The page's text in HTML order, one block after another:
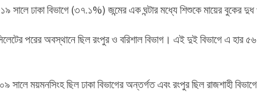
সালে ঢাকা বিভাগে (৩৭.১%) জন্মের এক ঘন্টার মধ্যে শিশুকে মায়ের বুকের দুধ
পরের অবস্থানে ছিল রংপুর ও বরিশাল বিভাগ। এই দুই বিভাগে এ হার
সালে ময়মনসিংহ ছিল ঢাকা বিভাগের অন্তর্গত এবং রংপুর ছিল রাজশাহী